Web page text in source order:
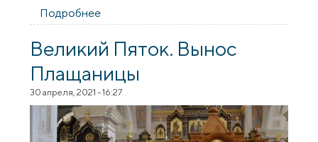
Подробнее
Фомы, литургию в Покровском соборе
возглавил архиепископ Артемий
Великий Пяток. Вынос
Плащаницы
30 апреля, 2021 - 16:27